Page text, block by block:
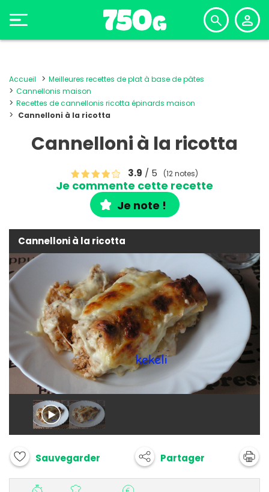
Accueil
Meilleures recettes de plat à base de pâtes
Cannellonis maison
Recettes de cannellonis ricotta épinards maison
Cannelloni à la ricotta
Cannelloni à la ricotta
3.9 / 5 (12 notes)
Je commente cette recette
Je note !
Cannelloni à la ricotta
Sauvegarder Partager